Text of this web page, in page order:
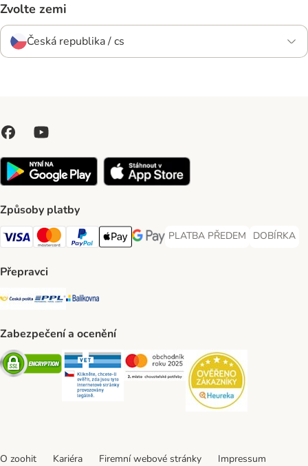
Zvolte zemi
Česká republika / cs
Způsoby platby
Visa Payment Method
Mastercard Payment Method
PayPal Payment Method
Apple pay Payment Method
GooglePay Payment Method
PLATBA PŘEDEM
PLATBA PŘEDEM Payment
DOBÍRKA
DOBÍRKA
Přepravci
Česká pošta Shipping Method
PPL Shipping Method
Balíkovna Shipping Method
Zabezpečení a ocenění
Security Security Security
O zoohit Kariéra Firemní webové stránky Impressum